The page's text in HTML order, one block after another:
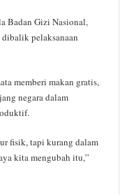
Badan Gizi Nasional,
pelaksanaan
memberi makan gratis,
negara dalam
fisik, tapi kurang dalam
kita mengubah itu,”